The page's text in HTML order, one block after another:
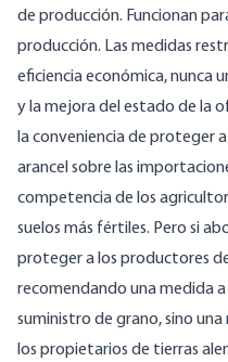
de producción. Funcionan
producción. Las medidas
eficiencia económica, nunca
y la mejora del estado de la
la conveniencia de proteger
arancel sobre las
competencia de los
suelos más fértiles. Pero si
proteger a los productores
recomendando una medida
suministro de grano, sino
los propietarios de tierras